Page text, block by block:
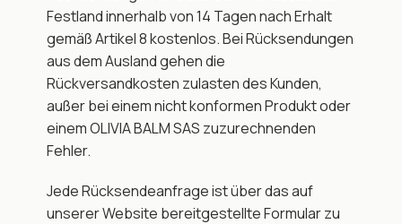
Festland innerhalb von 14 Tagen nach Erhalt
gemäß Artikel 8 kostenlos. Bei Rücksendungen
aus dem Ausland gehen die
Rückversandkosten zulasten des Kunden,
außer bei einem nicht konformen Produkt oder
einem OLIVIA BALM SAS zuzurechnenden
Fehler.
Jede Rücksendeanfrage ist über das auf
unserer Website bereitgestellte Formular zu